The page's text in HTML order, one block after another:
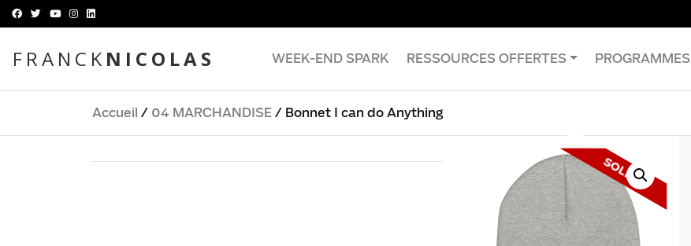
FRANCK NICOLAS WEEK-END SPARK RESSOURCES OFFERTES PROGRAMMES
Accueil / 04 MARCHANDISE/ Bonnet I can do Anything
SOLDE !